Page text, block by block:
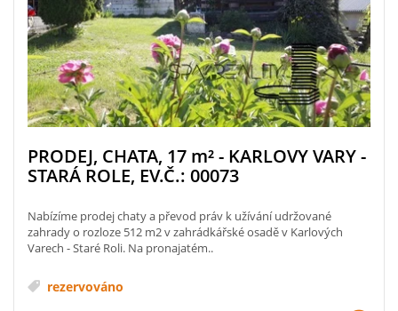
PRODEJ, CHATA, 17 m²- KARLOVY VARY -
STARÁ ROLE, EV.Č.: 00073
Nabízíme prodej chaty a převod práv k užívání udržované
zahrady o rozloze 512 m2 v zahrádkářské osadě v Karlových
Varech - Staré Roli. Na pronajatém..
rezervováno